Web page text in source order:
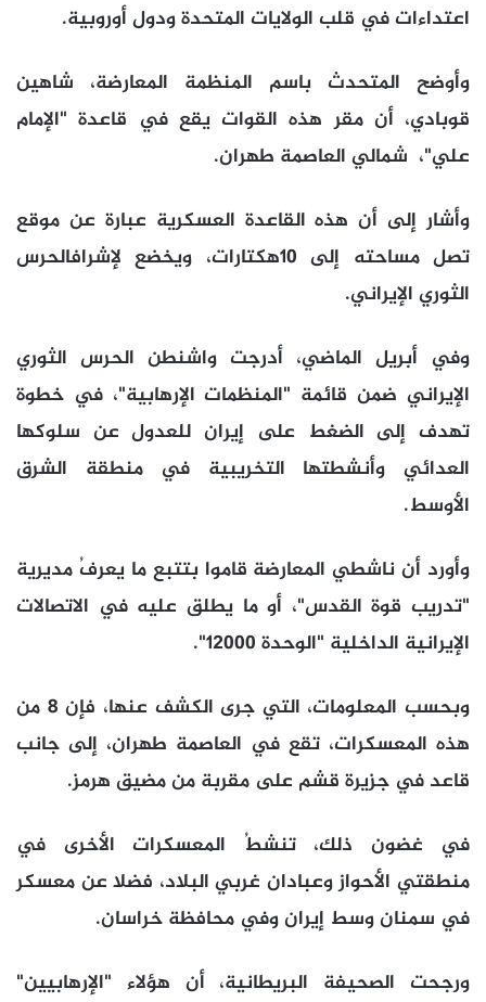
اعتداءات في قلب الولايات المتحدة ودول أوروبية.
وأوضح المتحدث باسم المنظمة المعارضة، شاهين
قوبادي، أن مقر هذه القوات يقع في قاعدة "الإمام
علي"، شمالي العاصمة طهران.
وأشار إلى أن هذه القاعدة العسكرية عبارة عن موقع
تصل مساحته إلى 10هكتارات، ويخضع لإشرافالحرس
الثوري الإيراني.
وفي أبريل الماضي، أدرجت واشنطن الحرس الثوري
الإيراني ضمن قائمة "المنظمات الإرهابية"، في خطوة
تهدف إلى الضغط على إيران للعدول عن سلوكها
العدائي وأنشطتها التخريبية في منطقة الشرق
الأوسط.
وأورد أن ناشطي المعارضة قاموا بتتبع ما يعرفُ مديرية
"تدريب قوة القدس"، أو ما يطلق عليه في الاتصالات
الإيرانية الداخلية "الوحدة 12000".
وبحسب المعلومات، التي جرى الكشف عنها، فإن 8 من
هذه المعسكرات، تقع في العاصمة طهران، إلى جانب
قاعد في جزيرة قشم على مقربة من مضيق هرمز.
في غضون ذلك، تنشطُ المعسكرات الأخرى في
منطقتي الأحواز وعبادان غربي البلاد، فضلا عن معسكر
في سمنان وسط إيران وفي محافظة خراسان.
ورجحت الصحيفة البريطانية، أن هؤلاء "الإرهابيين"